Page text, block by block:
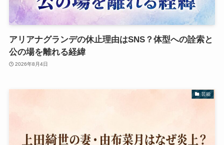
アリアナグランデの休止理由はSNS？体型への詮索と
公の場を離れる経緯
2026年8月4日
芸能